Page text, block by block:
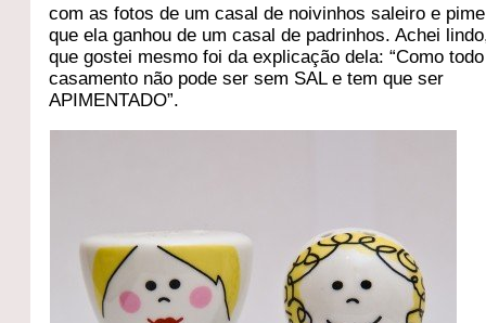
com as fotos de um casal de noivinhos saleiro e
que ela ganhou de um casal de padrinhos. Achei
que gostei mesmo foi da explicação dela: “Como todo
casamento não pode ser sem SAL e tem que ser
APIMENTADO”.